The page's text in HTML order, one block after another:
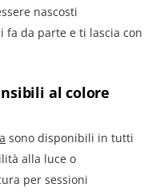
nascosti
fa da parte e ti lascia con
al colore
sono disponibili in tutti
alla luce o
per sessioni